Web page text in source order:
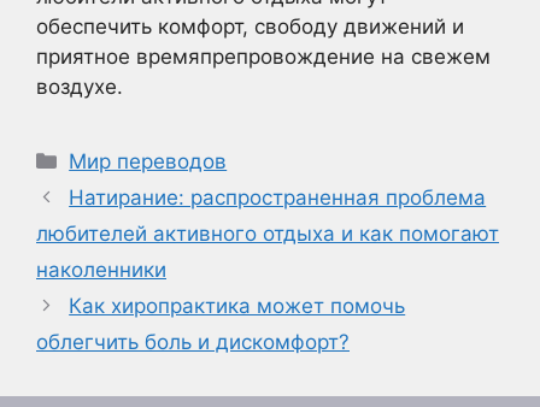
обеспечить комфорт, свободу движений и
приятное времяпрепровождение на свежем
воздухе.
Рубрики
Мир переводов
Натирание: распространенная проблема
любителей активного отдыха и как помогают
наколенники
Как хиропрактика может помочь
облегчить боль и дискомфорт?